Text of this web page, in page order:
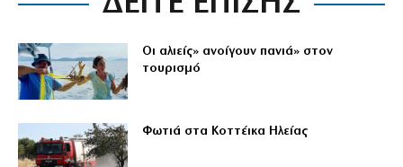
Οι αλιείς» ανοίγουν πανιά» στον
τουρισμό
Φωτιά στα Κοττέικα Ηλείας